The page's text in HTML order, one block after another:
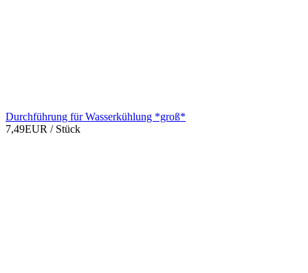
Durchführung für Wasserkühlung *groß*
7,49EUR / Stück